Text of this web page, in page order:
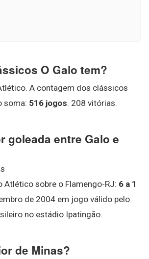
O Galo tem?
A contagem dos clássicos
soma: 516 jogos. 208 vitórias.
goleada entre Galo e
Atlético sobre o Flamengo-RJ: 6 a 1
de 2004 em jogo válido pelo
no estádio Ipatingão.
de Minas?